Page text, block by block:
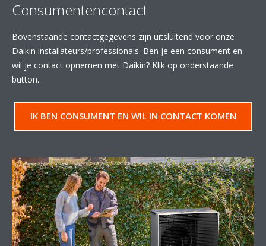
Consumentencontact
Bovenstaande contactgegevens zijn uitsluitend voor onze
Daikin installateurs/professionals. Ben je een consument en
wil je contact opnemen met Daikin? Klik op onderstaande
button.
IK BEN CONSUMENT EN WIL IN CONTACT KOMEN